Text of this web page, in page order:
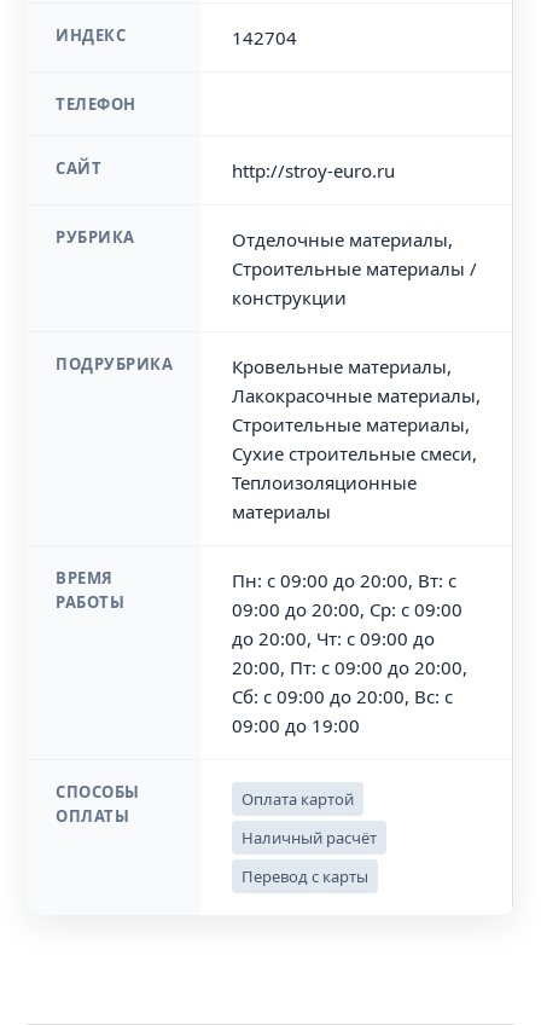
ИНДЕКС 142704
ТЕЛЕФОН
САЙТ http://stroy-euro.ru
РУБРИКА
Отделочные материалы,
Строительные материалы /
конструкции
ПОДРУБРИКА
Кровельные материалы,
Лакокрасочные материалы,
Строительные материалы,
Сухие строительные смеси,
Теплоизоляционные
материалы
ВРЕМЯ
РАБОТЫ
Пн: с 09:00 до 20:00, Вт: с
09:00 до 20:00, Ср: с 09:00
до 20:00, Чт: с 09:00 до
20:00, Пт: с 09:00 до 20:00,
Сб: с 09:00 до 20:00, Вс: с
09:00 до 19:00
СПОСОБЫ
ОПЛАТЫ
Оплата картой
Наличный расчёт
Перевод с карты